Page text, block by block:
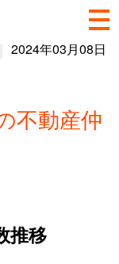
2024年03月08日
不動産仲
推移